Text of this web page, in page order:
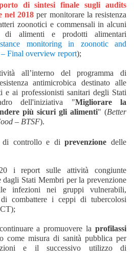
di sintesi finalesugli audits
nel 2018 per monitorare la resistenza
zoonotici e commensali in alcuni
di alimenti e prodotti alimentari
monitoring in zoonotic and
Final overview report);
all’interno del programma di
antimicrobica destinato alle
e ai professionisti sanitari degli Stati
dell'iniziativa "Migliorare la
più sicuri gli alimenti" (Better
– BTSF).
di controllo e diprevenzione delle
i report sulle attività congiunte
dagli Stati Membri per la prevenzione
infezioni nei gruppi vulnerabili,
combattere i ceppi di tubercolosi
a promuovere la profilassi
come misura di sanità pubblica per
e il successivo utilizzo di